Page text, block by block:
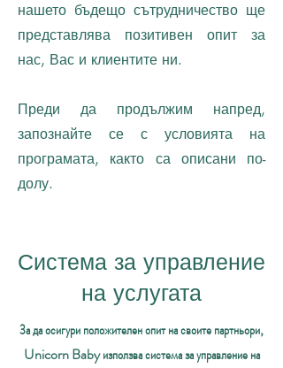
нашето бъдещо сътрудничество ще
представлява позитивен опит за
нас, Вас и клиентите ни.
Преди да продължим напред,
запознайте се с условията на
програмата, както са описани по-
долу.
Система за управление
на услугата
За да осигури положителен опит на своите партньори,
Unicorn Baby използва система за управление на